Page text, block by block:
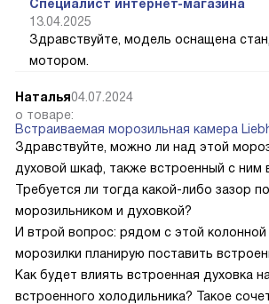
Специалист интернет-магазина
13.04.2025
Здравствуйте, модель оснащена
мотором.
Наталья04.07.2024
о товаре:
Встраиваемая морозильная камера
Здравствуйте, можно ли над этой
духовой шкаф, также встроенный с ним
Требуется ли тогда какой-либо зазор
морозильником и духовкой?
И втрой вопрос: рядом с этой колонной
морозилки планирую поставить
Как будет влиять встроенная духовка
встроенного холодильника? Такое